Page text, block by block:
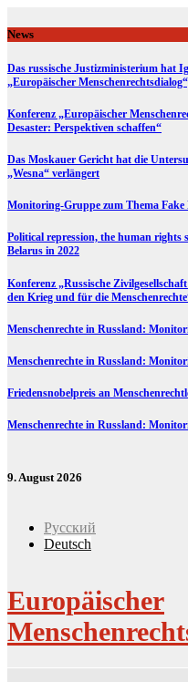
to
News
Das russische Justizministerium hat
„Europäischer
Konferenz „Europäischer
Desaster: Perspektiven schaffen“
Das Moskauer Gericht hat die
„Wesna“ verlängert
Monitoring-Gruppe zum Thema Fake
Political repression, the human rights
Belarus in 2022
Konferenz „Russische
den Krieg und für die
Menschenrechte in Russland:
Menschenrechte in Russland:
Friedensnobelpreis an
Menschenrechte in Russland:
9. August 2026
Русский
Deutsch
Europäischer